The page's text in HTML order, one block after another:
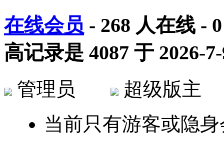
在线会员 - 268 人在线 - 0
高记录是 4087 于 2026-
管理员
超级版
当前只有游客或隐